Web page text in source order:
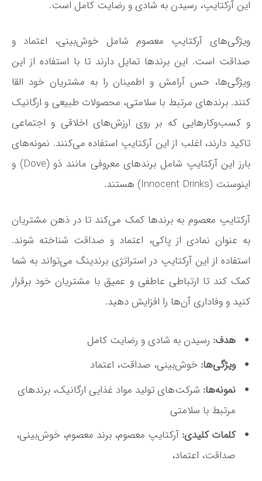
این آرکتایپ، رسیدن به شادی و رضایت کامل است.
ویژگی‌های آرکتایپ معصوم شامل خوش‌بینی، اعتماد و
صداقت است. این برندها تمایل دارند تا با استفاده از این
ویژگی‌ها، حس آرامش و اطمینان را به مشتریان خود القا
کنند. برندهای مرتبط با سلامتی، محصولات طبیعی و ارگانیک
و کسب‌وکارهایی که بر روی ارزش‌های اخلاقی و اجتماعی
تاکید دارند، اغلب از این آرکتایپ استفاده می‌کنند. نمونه‌های
بارز این آرکتایپ شامل برندهای معروفی مانند دَو (Dove) و
اینوسنت (Innocent Drinks) هستند.
آرکتایپ معصوم به برندها کمک می‌کند تا در ذهن مشتریان
به عنوان نمادی از پاکی، اعتماد و صداقت شناخته شوند.
استفاده از این آرکتایپ در استراتژی برندینگ می‌تواند به شما
کمک کند تا ارتباطی عاطفی و عمیق با مشتریان خود برقرار
کنید و وفاداری آن‌ها را افزایش دهید.
هدف: رسیدن به شادی و رضایت کامل
ویژگی‌ها: خوش‌بینی، صداقت، اعتماد
نمونه‌ها: شرکت‌های تولید مواد غذایی ارگانیک، برندهای
مرتبط با سلامتی
کلمات کلیدی: آرکتایپ معصوم، برند معصوم، خوش‌بینی،
صداقت، اعتماد،